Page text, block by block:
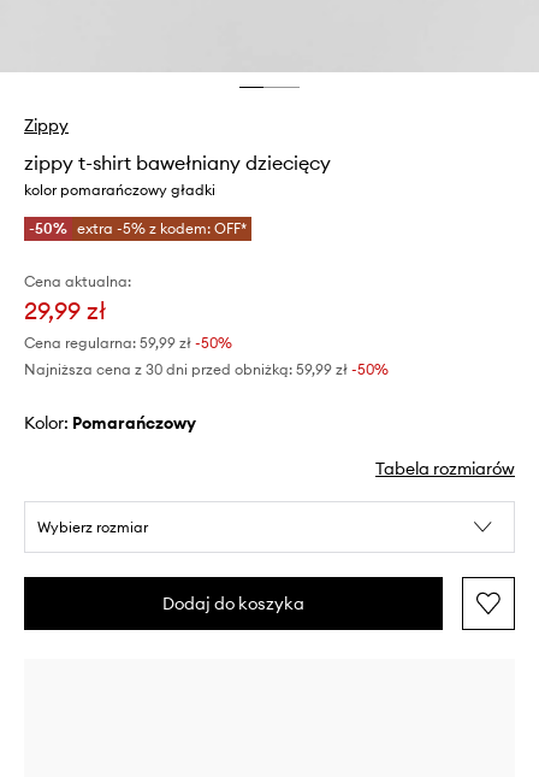
Zippy
zippy t-shirt bawełniany dziecięcy
kolor pomarańczowy gładki
-50% extra -5% z kodem: OFF*
Cena aktualna:
29,99 zł
Cena regularna: 59,99 zł -50%
Najniższa cena z 30 dni przed obniżką: 59,99 zł -50%
Kolor: pomarańczowy
Tabela rozmiarów
Wybierz rozmiar
Dodaj do koszyka